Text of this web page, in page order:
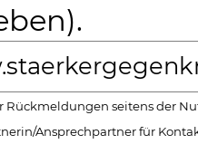
Rückmeldungen seitens der
Ansprechpartner für